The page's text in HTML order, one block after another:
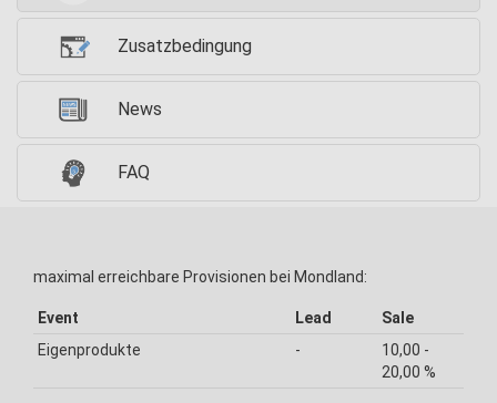
Zusatzbedingung
News
FAQ
maximal erreichbare Provisionen bei Mondland:
Event Lead
Sale
Eigenprodukte
-
10,00 -
20,00 %